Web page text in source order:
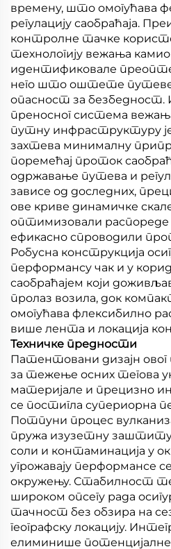
времену, што омогућава
регулацију саобраћаја.
контролне тачке
технологију вежања
идентификовале
него што оштете
опасност за безбедност.
преносног система
путну инфраструктуру
захтева минималну
поремећај проток
одржавање путева и
зависе од доследних,
ове криве динамичке
оптимизовали
ефикасно спроводили
Робусна конструкција
перформансу чак и у
саобраћајем који
пролаз возила, док
омогућава флексибилно
више лента и локација
Техничке предности
Патентовани дизајн
за тежење осних тегова
материјале и прецизно
се постигла супериорна
Потпуни процес
пружа изузетну заштиту
соли и контаминација у
угрожавају перформансе
окружењу. Стабилност
широком опсегу рада
тачност без обзира на
географску локацију.
елиминише